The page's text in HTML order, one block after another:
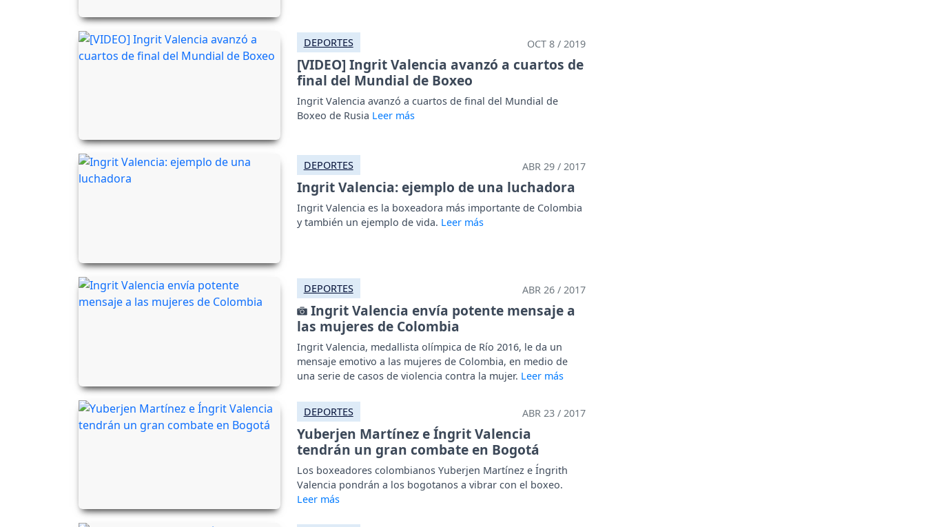
DEPORTES OCT 8 / 2019
[VIDEO] Ingrit Valencia avanzó a cuartos de
final del Mundial de Boxeo
Ingrit Valencia avanzó a cuartos de final del Mundial de
Boxeo de Rusia
DEPORTES ABR 29 / 2017
Ingrit Valencia: ejemplo de una luchadora
Ingrit Valencia es la boxeadora más importante de Colombia
y también un ejemplo de vida.
DEPORTES ABR 26 / 2017
Ingrit Valencia envía potente mensaje a
las mujeres de Colombia
Ingrit Valencia, medallista olímpica de Río 2016, le da un
mensaje emotivo a las mujeres de Colombia, en medio de
una serie de casos de violencia contra la mujer.
DEPORTES ABR 23 / 2017
Yuberjen Martínez e Íngrit Valencia
tendrán un gran combate en Bogotá
Los boxeadores colombianos Yuberjen Martínez e Íngrith
Valencia pondrán a los bogotanos a vibrar con el boxeo.